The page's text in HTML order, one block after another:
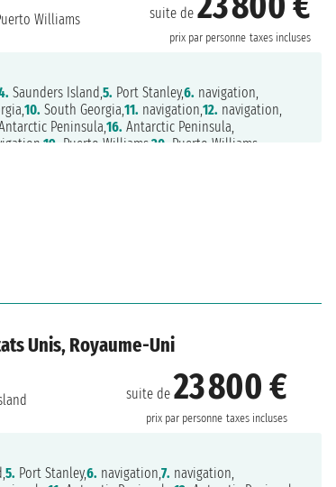
suite de
prix par personne taxes incluses
Williams
Saunders Island,5. Port Stanley,6. navigation,
10. South Georgia,11. navigation,12. navigation,
Peninsula,16. Antarctic Peninsula,
19. Puerto Williams,20. Puerto Williams
Unis, Royaume-Uni
suite de23 800 €
prix par personne taxes incluses
5. Port Stanley,6. navigation,7. navigation,